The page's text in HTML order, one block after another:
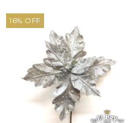
16% OFF